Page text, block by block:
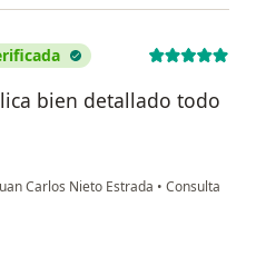
bien detallado todo
Carlos Nieto Estrada • Consulta